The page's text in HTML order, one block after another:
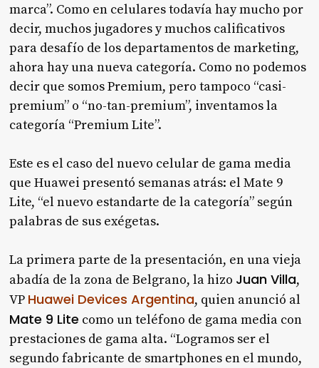
marca”. Como en celulares todavía hay mucho por
decir, muchos jugadores y muchos calificativos
para desafío de los departamentos de marketing,
ahora hay una nueva categoría. Como no podemos
decir que somos Premium, pero tampoco “casi-
premium” o “no-tan-premium”, inventamos la
categoría “Premium Lite”.
Este es el caso del nuevo celular de gama media
que Huawei presentó semanas atrás: el Mate 9
Lite, “el nuevo estandarte de la categoría” según
palabras de sus exégetas.
La primera parte de la presentación, en una vieja
abadía de la zona de Belgrano, la hizo Juan Villa,
VP Huawei Devices Argentina, quien anunció al
Mate 9 Lite como un teléfono de gama media con
prestaciones de gama alta. “Logramos ser el
segundo fabricante de smartphones en el mundo,